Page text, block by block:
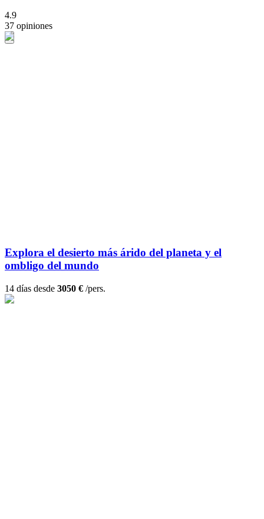
4.9
37 opiniones
Explora el desierto más árido del planeta y el
ombligo del mundo
14 días desde 3050 € /pers.